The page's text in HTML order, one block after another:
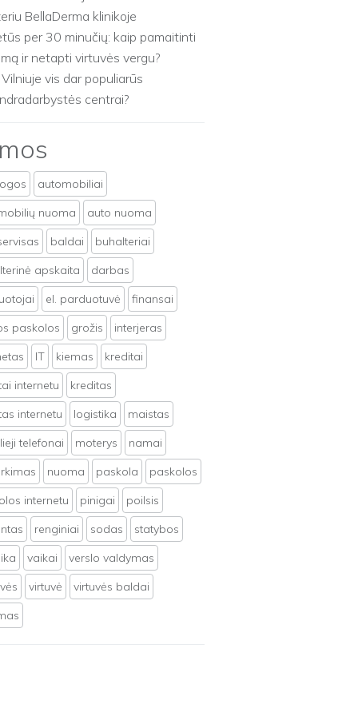
BellaDerma klinikoje
per 30 minučių: kaip pamaitinti
ir netapti virtuvės vergu?
vis dar populiarūs
centrai?
automobiliai
nuoma
auto nuoma
baldai
buhalteriai
apskaita
darbas
el. parduotuvė
finansai
paskolos
grožis
interjeras
IT kiemas
kreditai
internetu
kreditas
internetu
logistika
maistas
telefonai
moterys
namai
nuoma paskola
paskolos
internetu
pinigai
poilsis
renginiai sodas
statybos
vaikai
verslo valdymas
virtuvė
virtuvės baldai